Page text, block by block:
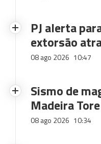
PJ alerta
extorsão
08 ago 2026 10:47
Sismo de
Madeira Tore
08 ago 2026 10:34